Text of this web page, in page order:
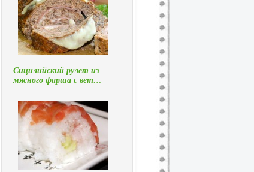
Сицилийский рулет из
мясного фарша с вет…